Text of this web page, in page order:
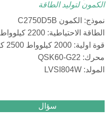
الكمون لتوليد الطاقة
نموذج: الكمون C2750D5B
الطاقة الاحتياطية: 2200 كيلوواط 2750 كيلو فولت أمبير
قوة اولية: 2000 كيلوواط 2500 كيلو فولت أمبير
محرك: QSK60-G22
المولد: LVSI804W
سؤال